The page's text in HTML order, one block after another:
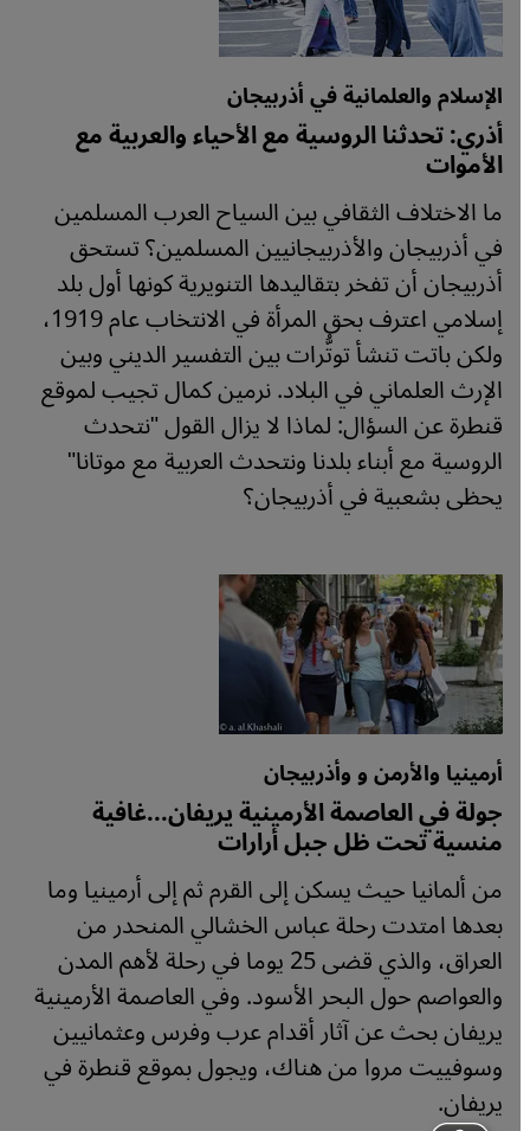
الإسلام والعلمانية في أذربيجان
أذري: تحدثنا الروسية مع الأحياء والعربية مع
الأموات
ما الاختلاف الثقافي بين السياح العرب المسلمين
في أذربيجان والأذربيجانيين المسلمين؟ تستحق
أذربيجان أن تفخر بتقاليدها التنويرية كونها أول بلد
إسلامي اعترف بحق المرأة في الانتخاب عام 1919،
ولكن باتت تنشأ توتُّرات بين التفسير الديني وبين
الإرث العلماني في البلاد. نرمين كمال تجيب لموقع
قنطرة عن السؤال: لماذا لا يزال القول "نتحدث
الروسية مع أبناء بلدنا ونتحدث العربية مع موتانا"
يحظى بشعبية في أذربيجان؟
أرمينيا والأرمن و وأذربيجان
جولة في العاصمة الأرمينية يريفان...غافية
منسية تحت ظل جبل أرارات
من ألمانيا حيث يسكن إلى القرم ثم إلى أرمينيا وما
بعدها امتدت رحلة عباس الخشالي المنحدر من
العراق، والذي قضى 25 يوما في رحلة لأهم المدن
والعواصم حول البحر الأسود. وفي العاصمة الأرمينية
يريفان بحث عن آثار أقدام عرب وفرس وعثمانيين
وسوفييت مروا من هناك، ويجول بموقع قنطرة في
يريفان.